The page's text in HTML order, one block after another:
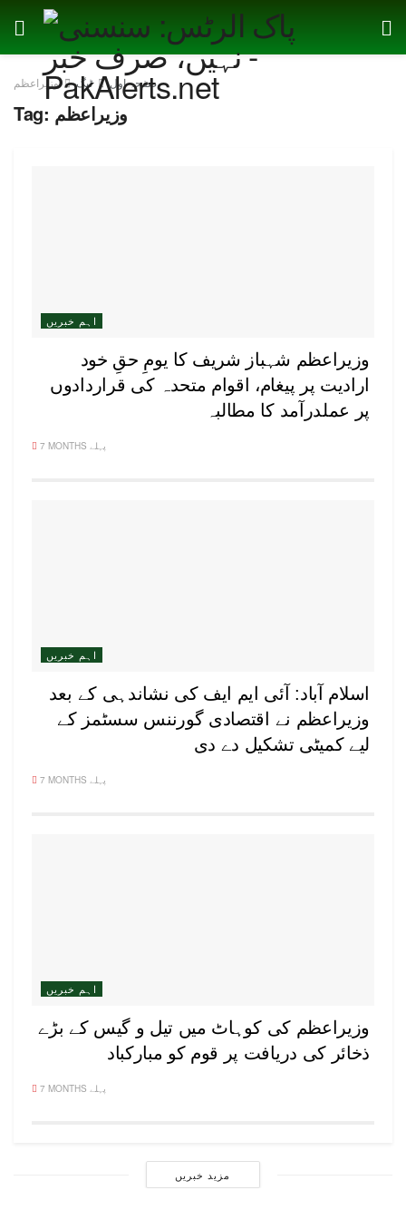
صفحہ اول ٹیگ وزیراعظم
Tag: وزیراعظم
اہم خبریں
وزیراعظم شہباز شریف کا یومِ حقِ خود
ارادیت پر پیغام، اقوام متحدہ کی قراردادوں
پر عملدرآمد کا مطالبہ
7 MONTHS پہلے
اہم خبریں
اسلام آباد: آئی ایم ایف کی نشاندہی کے بعد
وزیراعظم نے اقتصادی گورننس سسٹمز کے
لیے کمیٹی تشکیل دے دی
7 MONTHS پہلے
اہم خبریں
وزیراعظم کی کوہاٹ میں تیل و گیس کے بڑے
ذخائر کی دریافت پر قوم کو مبارکباد
7 MONTHS پہلے
مزید خبریں